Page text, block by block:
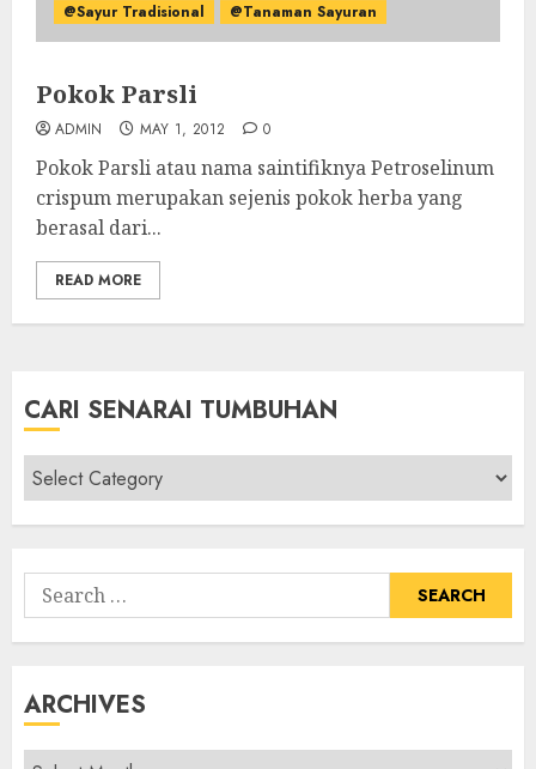
@Sayur Tradisional @Tanaman Sayuran
Pokok Parsli
ADMIN MAY 1, 2012 0
Pokok Parsli atau nama saintifiknya Petroselinum
crispum merupakan sejenis pokok herba yang
berasal dari...
READ MORE
CARI SENARAI TUMBUHAN
Cari
Senarai
Tumbuhan
Search
for:
ARCHIVES